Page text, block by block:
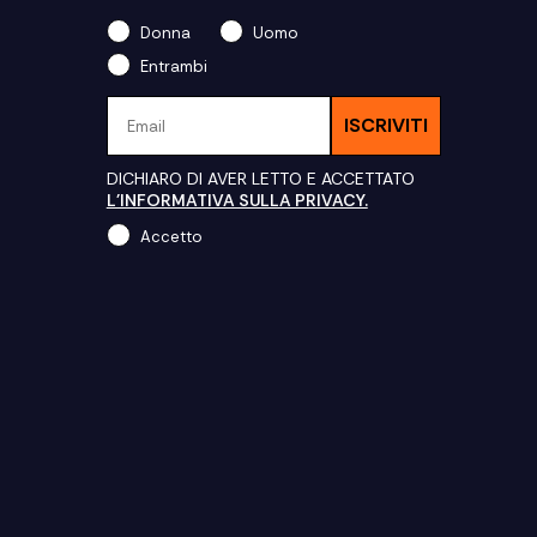
Donna
Uomo
Entrambi
ISCRIVITI
DICHIARO DI AVER LETTO E ACCETTATO
L'INFORMATIVA SULLA PRIVACY.
Accetto